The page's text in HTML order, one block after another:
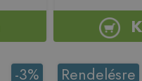
-3% Rendelésre